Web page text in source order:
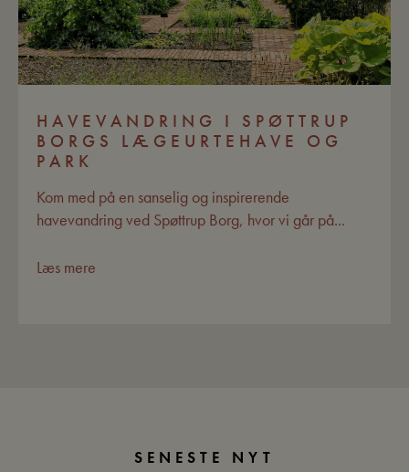
HAVEVANDRING I SPØTTRUP
BORGS LÆGEURTEHAVE OG
PARK
Kom med på en sanselig og inspirerende
havevandring ved Spøttrup Borg, hvor vi går på...
Læs mere
SENESTE NYT